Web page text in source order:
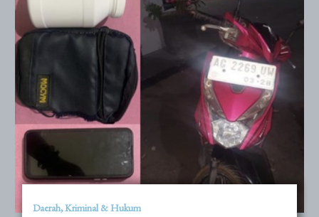
Daerah Kriminal & Hukum